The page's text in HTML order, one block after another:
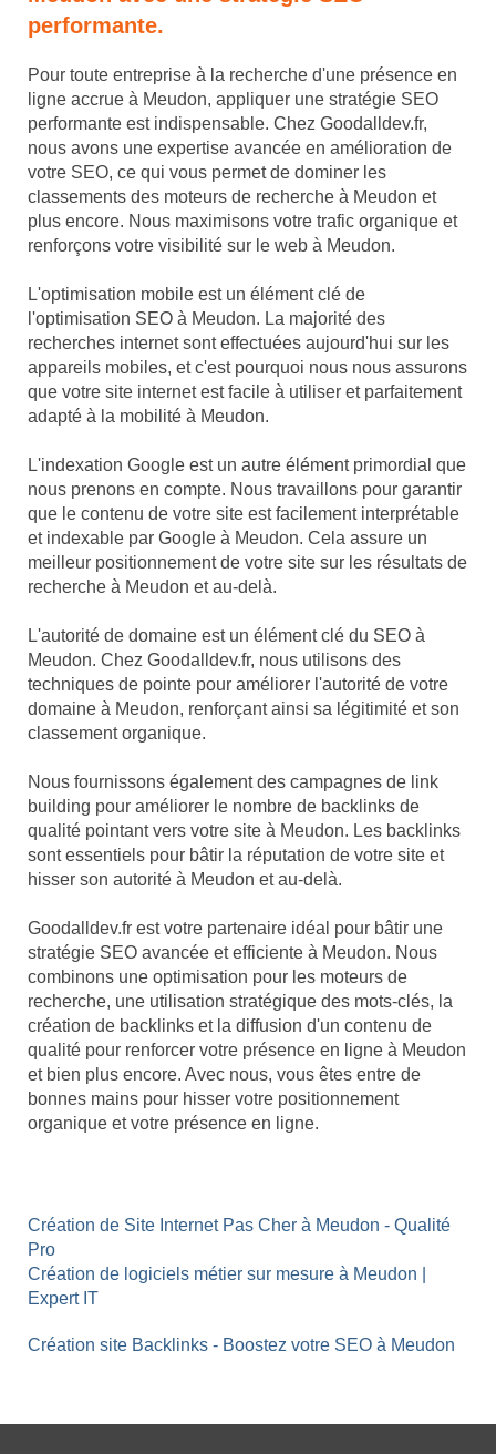
performante.
Pour toute entreprise à la recherche d'une présence en
ligne accrue à Meudon, appliquer une stratégie SEO
performante est indispensable. Chez Goodalldev.fr,
nous avons une expertise avancée en amélioration de
votre SEO, ce qui vous permet de dominer les
classements des moteurs de recherche à Meudon et
plus encore. Nous maximisons votre trafic organique et
renforçons votre visibilité sur le web à Meudon.
L'optimisation mobile est un élément clé de
l'optimisation SEO à Meudon. La majorité des
recherches internet sont effectuées aujourd'hui sur les
appareils mobiles, et c'est pourquoi nous nous assurons
que votre site internet est facile à utiliser et parfaitement
adapté à la mobilité à Meudon.
L'indexation Google est un autre élément primordial que
nous prenons en compte. Nous travaillons pour garantir
que le contenu de votre site est facilement interprétable
et indexable par Google à Meudon. Cela assure un
meilleur positionnement de votre site sur les résultats de
recherche à Meudon et au-delà.
L'autorité de domaine est un élément clé du SEO à
Meudon. Chez Goodalldev.fr, nous utilisons des
techniques de pointe pour améliorer l'autorité de votre
domaine à Meudon, renforçant ainsi sa légitimité et son
classement organique.
Nous fournissons également des campagnes de link
building pour améliorer le nombre de backlinks de
qualité pointant vers votre site à Meudon. Les backlinks
sont essentiels pour bâtir la réputation de votre site et
hisser son autorité à Meudon et au-delà.
Goodalldev.fr est votre partenaire idéal pour bâtir une
stratégie SEO avancée et efficiente à Meudon. Nous
combinons une optimisation pour les moteurs de
recherche, une utilisation stratégique des mots-clés, la
création de backlinks et la diffusion d'un contenu de
qualité pour renforcer votre présence en ligne à Meudon
et bien plus encore. Avec nous, vous êtes entre de
bonnes mains pour hisser votre positionnement
organique et votre présence en ligne.
Création de Site Internet Pas Cher à Meudon - Qualité
Pro
Création de logiciels métier sur mesure à Meudon |
Expert IT
Création site Backlinks - Boostez votre SEO à Meudon